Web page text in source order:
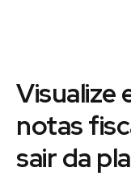
Visualize
notas
sair da